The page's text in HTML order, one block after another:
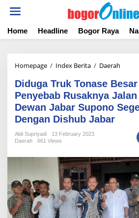
t
Home Headline Bogor Raya
Homepage / Index Berita / Daerah
d
u
g
a
T
a
e
B
Diduga Truk Tonase
Penyebab Rusaknya
Dewan Jabar Supono
Dengan Dishub Jabar
Aldi Supriyadi
13 February 2023
Daerah
661 Views